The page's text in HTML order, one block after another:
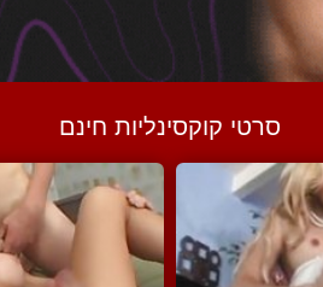
סרטי קוקסינליות חינם